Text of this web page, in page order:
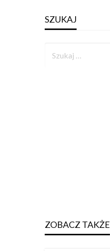
SZUKAJ
ZOBACZ TAKŻE